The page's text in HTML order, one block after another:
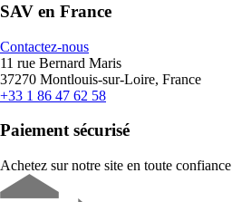
SAV en France
Contactez-nous
11 rue Bernard Maris
37270 Montlouis-sur-Loire, France
+33 1 86 47 62 58
Paiement sécurisé
Achetez sur notre site en toute confiance